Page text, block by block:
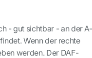
- gut sichtbar - an der A-
Wenn der rechte
werden. Der DAF-